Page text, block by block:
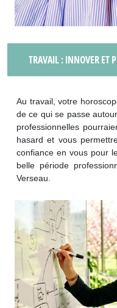
TRAVAIL : INNOVER ET
Au travail, votre
de ce qui se passe
professionnelles
hasard et vous
confiance en vous pour
belle période
Verseau.